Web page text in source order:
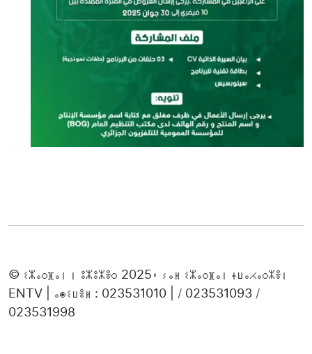
© ⵉⵣⴰⵔⴼⴰⵏ ⵏ ⵓⵣⵓⵣⴻⵔ 2025، ⵢⴰⵍ ⵉⵣⴰⵔⴼⴰⵏ ⵜⵡⴰⵃⴰⵔⵣⴻⵏ
ENTV | ⴰⵙⵉⵡⴻⵍ : 023531010 | / 023531093 /
023531998